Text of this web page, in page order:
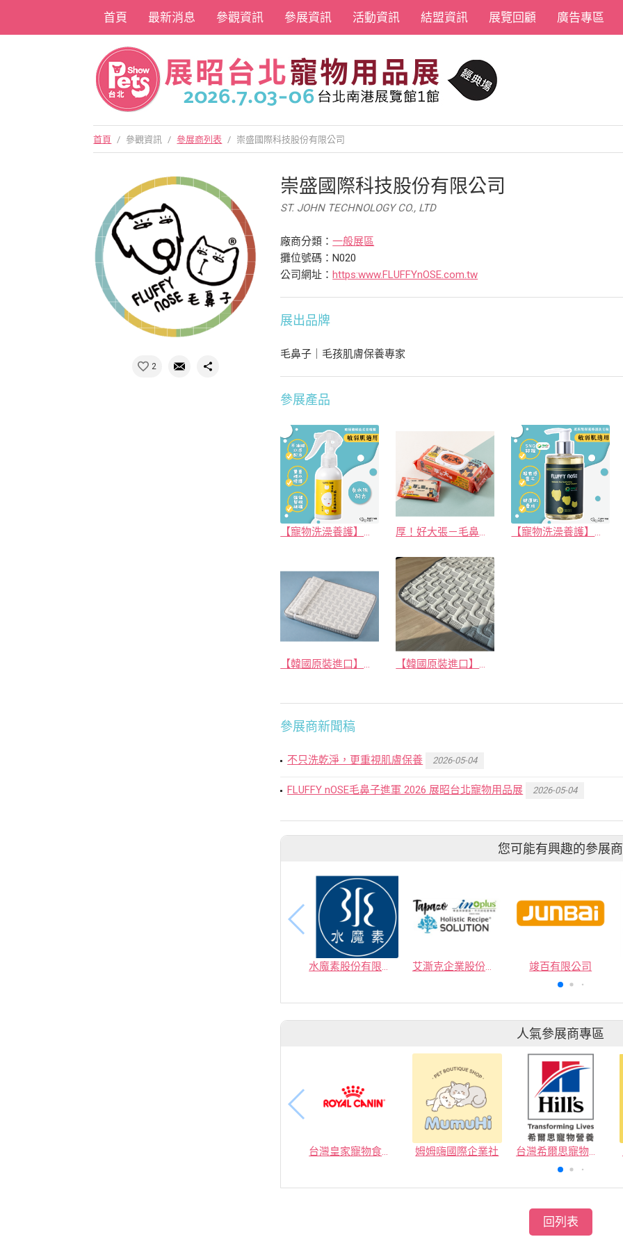
首頁 最新消息 參觀資訊 參展資訊 活動資訊 結盟資訊 展覽回顧 廣告專區
首頁 / 參觀資訊 / 參展商列表 / 崇盛國際科技股份有限公司
2
崇盛國際科技股份有限公司
ST. JOHN TECHNOLOGY CO., LTD
廠商分類：一般展區
攤位號碼：N020
公司網址：https:www.FLUFFYnOSE.com.tw
展出品牌
毛鼻子｜毛孩肌膚保養專家
參展產品
【寵物洗澡養護】免沖洗玻尿酸瞬效柔亮噴霧（人寵共用）｜FLUFFY nOSE 毛鼻子 厚！好大張－毛鼻子超純水柔膚濕巾 【寵物洗澡養護】玻尿酸保濕修護洗毛精(SNQ國家品質標章認證)貓狗適用｜FLUFFY nOSE 毛鼻子
【韓國原裝進口】冰透氣墊涼感床 【韓國原裝進口】透氣涼感隨行墊
參展商新聞稿
不只洗乾淨，更重視肌膚保養 2026-05-04
FLUFFY nOSE毛鼻子進軍 2026 展昭台北寵物用品展 2026-05-04
您可能有興趣的參展商
水魔素股份有限公司 艾澌克企業股份有限公司 竣百有限公司
人氣參展商專區
台灣皇家寵物食品有限公司 姆姆嗨國際企業社 台灣希爾思寵物營養品有限公司
回列表